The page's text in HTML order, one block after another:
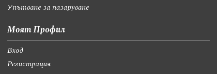
Упътване за пазаруване
Моят Профил
Вход
Регистрация